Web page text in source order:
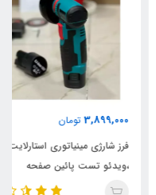
3,899,000 تومان
فرز شارژی مینیاتوری استارلایت
،ویدئو تست پائین صفحه